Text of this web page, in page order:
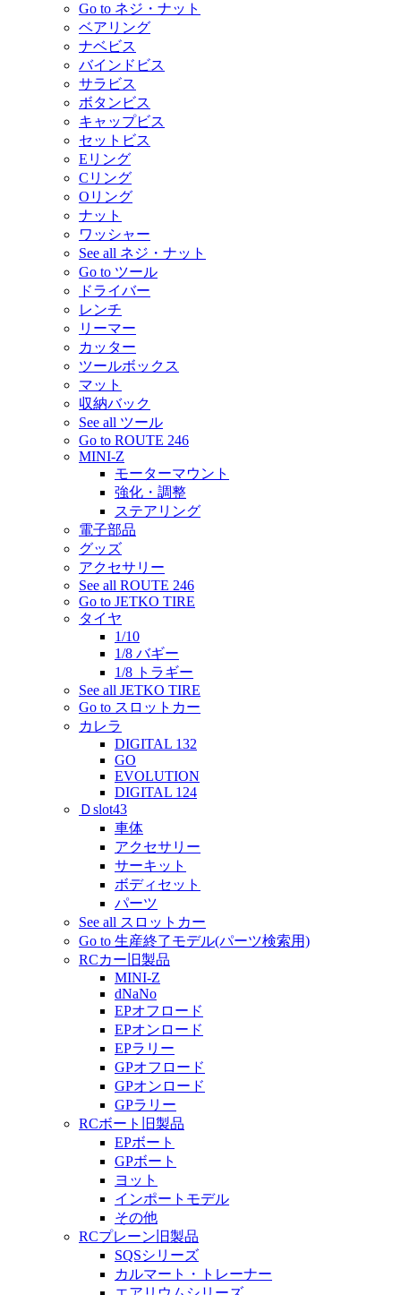
Go to ネジ・ナット
ベアリング
ナベビス
バインドビス
サラビス
ボタンビス
キャップビス
セットビス
Eリング
Cリング
Oリング
ナット
ワッシャー
See all ネジ・ナット
Go to ツール
ドライバー
レンチ
リーマー
カッター
ツールボックス
マット
収納バック
See all ツール
Go to ROUTE 246
MINI-Z
モーターマウント
強化・調整
ステアリング
電子部品
グッズ
アクセサリー
See all ROUTE 246
Go to JETKO TIRE
タイヤ
1/10
1/8 バギー
1/8 トラギー
See all JETKO TIRE
Go to スロットカー
カレラ
DIGITAL 132
GO
EVOLUTION
DIGITAL 124
Ｄslot43
車体
アクセサリー
サーキット
ボディセット
パーツ
See all スロットカー
Go to 生産終了モデル(パーツ検索用)
RCカー旧製品
MINI-Z
dNaNo
EPオフロード
EPオンロード
EPラリー
GPオフロード
GPオンロード
GPラリー
RCボート旧製品
EPボート
GPボート
ヨット
インポートモデル
その他
RCプレーン旧製品
SQSシリーズ
カルマート・トレーナー